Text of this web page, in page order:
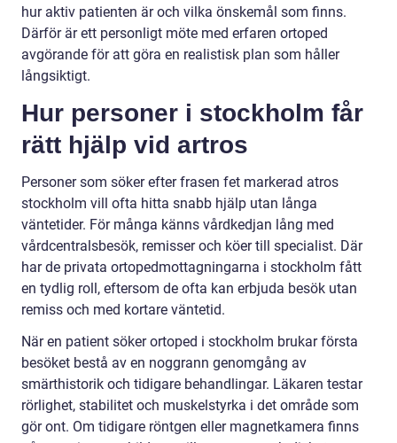
hur aktiv patienten är och vilka önskemål som finns.
Därför är ett personligt möte med erfaren ortoped
avgörande för att göra en realistisk plan som håller
långsiktigt.
Hur personer i stockholm får
rätt hjälp vid artros
Personer som söker efter frasen fet markerad atros
stockholm vill ofta hitta snabb hjälp utan långa
väntetider. För många känns vårdkedjan lång med
vårdcentralsbesök, remisser och köer till specialist. Där
har de privata ortopedmottagningarna i stockholm fått
en tydlig roll, eftersom de ofta kan erbjuda besök utan
remiss och med kortare väntetid.
När en patient söker ortoped i stockholm brukar första
besöket bestå av en noggrann genomgång av
smärthistorik och tidigare behandlingar. Läkaren testar
rörlighet, stabilitet och muskelstyrka i det område som
gör ont. Om tidigare röntgen eller magnetkamera finns